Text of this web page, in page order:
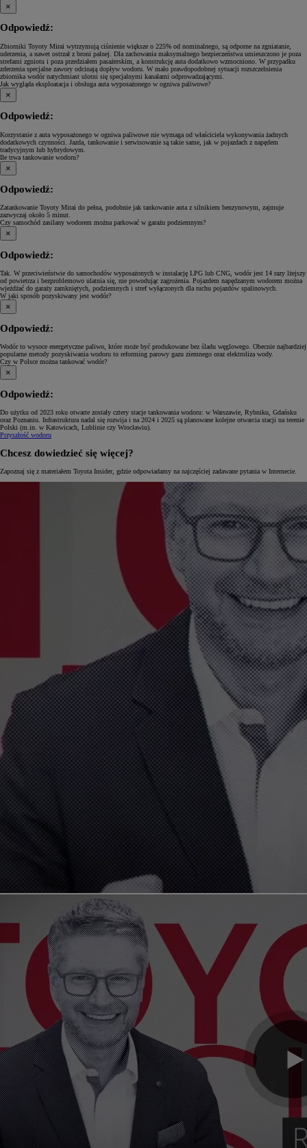
×
Odpowiedź:
Zbiorniki Toyoty Mirai wytrzymują ciśnienie większe o 225% od nominalnego, są odporne na zgniatanie,
uderzenia, a nawet ostrzał z broni palnej. Dla zachowania maksymalnego bezpieczeństwa umieszczono je poza
strefami zgniotu i poza przedziałem pasażerskim, a konstrukcję auta dodatkowo wzmocniono. W przypadku
zderzenia specjalne zawory odcinają dopływ wodoru. W mało prawdopodobnej sytuacji rozszczelnienia
zbiornika wodór natychmiast ulotni się specjalnymi kanałami odprowadzającymi.
Jak wygląda eksploatacja i obsługa auta wyposażonego w ogniwa paliwowe?
×
Odpowiedź:
Korzystanie z auta wyposażonego w ogniwa paliwowe nie wymaga od właściciela wykonywania żadnych
dodatkowych czynności. Jazda, tankowanie i serwisowanie są takie same, jak w pojazdach z napędem
tradycyjnym lub hybrydowym.
Ile trwa tankowanie wodoru?
×
Odpowiedź:
Zatankowanie Toyoty Mirai do pełna, podobnie jak tankowanie auta z silnikiem benzynowym, zajmuje
zazwyczaj około 5 minut.
Czy samochód zasilany wodorem można parkować w garażu podziemnym?
×
Odpowiedź:
Tak. W przeciwieństwie do samochodów wyposażonych w instalację LPG lub CNG, wodór jest 14 razy lżejszy
od powietrza i bezproblemowo ulatnia się, nie powodując zagrożenia. Pojazdem napędzanym wodorem można
wjeżdżać do garaży zamkniętych, podziemnych i stref wyłączonych dla ruchu pojazdów spalinowych.
W jaki sposób pozyskiwany jest wodór?
×
Odpowiedź:
Wodór to wysoce energetyczne paliwo, które może być produkowane bez śladu węglowego. Obecnie najbardziej
popularne metody pozyskiwania wodoru to reforming parowy gazu ziemnego oraz elektroliza wody.
Czy w Polsce można tankować wodór?
×
Odpowiedź:
Do użytku od 2023 roku otwarte zostały cztery stacje tankowania wodoru: w Warszawie, Rybniku, Gdańsku
oraz Poznaniu. Infrastruktura nadal się rozwija i na 2024 i 2025 są planowane kolejne otwarcia stacji na terenie
Polski (m.in. w Katowicach, Lublinie czy Wrocławiu).
Przyszłość wodoru
Chcesz dowiedzieć się więcej?
Zapoznaj się z materiałem Toyota Insider, gdzie odpowiadamy na najczęściej zadawane pytania w Internecie.